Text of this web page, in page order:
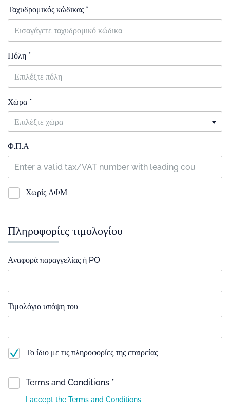
Ταχυδρομικός κώδικας *
Πόλη *
Χώρα *
Επιλέξτε χώρα
Φ.Π.Α
Χωρίς ΑΦΜ
Πληροφορίες τιμολογίου
Αναφορά παραγγελίας ή PO
Τιμολόγιο υπόψη του
Το ίδιο με τις πληροφορίες της εταιρείας
Terms and Conditions *
I accept the Terms and Conditions